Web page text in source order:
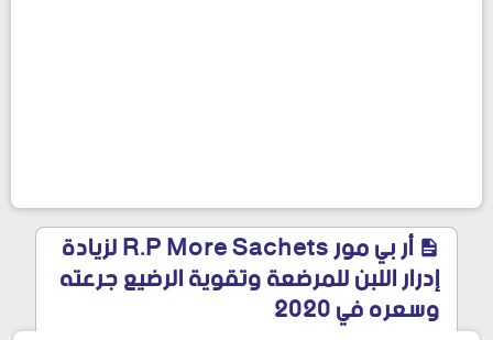
أر بي مور R.P More Sachets لزيادة
إدرار اللبن للمرضعة وتقوية الرضيع جرعته
وسعره في 2020